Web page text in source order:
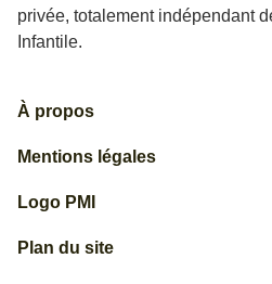
privée, totalement indépendant
Infantile.
À propos
Mentions légales
Logo PMI
Plan du site